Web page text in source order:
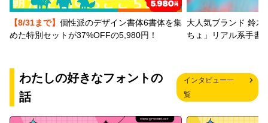
【8/31まで】 個性派のデザイン書体6書体を集
めた特別セットが37%OFFの5,980円！
大人気ブランド 鈴木
ちょ」リアル系手書
わたしの好きなフォントの
話
インタビュー一
覧